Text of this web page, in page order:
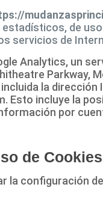
de
servicios de
Analytics, un
Parkway,
la
Esto incluye la
por
de Cookies
la configuración